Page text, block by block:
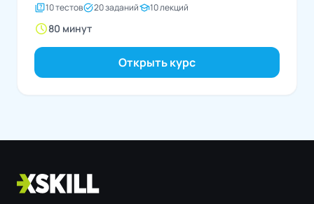
quiz10 тестовtask_alt20 заданийschool10 лекций
schedule80 минут
Открыть курс